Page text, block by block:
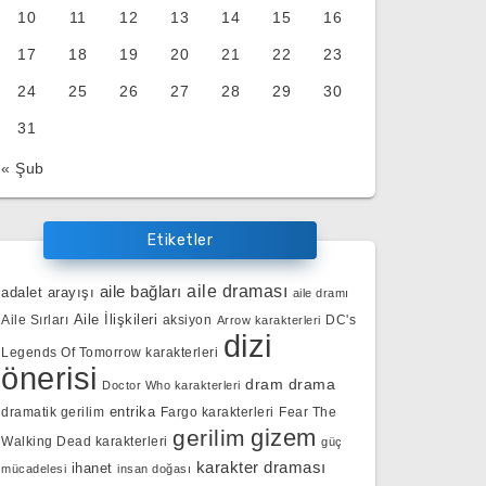
10 11 12 13 14 15 16
17 18 19 20 21 22 23
24 25 26 27 28 29 30
31
« Şub
Etiketler
adalet arayışı aile bağları aile draması aile dramı
Aile Sırları Aile İlişkileri aksiyon Arrow karakterleri DC's
Legends Of Tomorrow karakterleri dizi
önerisi Doctor Who karakterleri dram drama
dramatik gerilim entrika Fargo karakterleri Fear The
Walking Dead karakterleri gerilim gizem güç
mücadelesi ihanet insan doğası karakter draması